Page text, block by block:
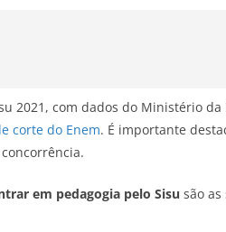
2021, com dados do Ministério da
corte do Enem. É importante
em pedagogia pelo Sisu são